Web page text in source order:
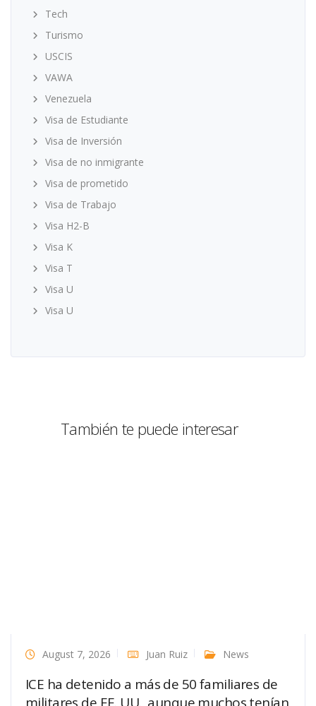
Tech
Turismo
USCIS
VAWA
Venezuela
Visa de Estudiante
Visa de Inversión
Visa de no inmigrante
Visa de prometido
Visa de Trabajo
Visa H2-B
Visa K
Visa T
Visa U
Visa U
También te puede interesar
August 7, 2026 Juan Ruiz News
ICE ha detenido a más de 50 familiares de
militares de EE. UU., aunque muchos tenían